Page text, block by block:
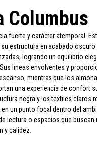
Columbus
fuerte y carácter atemporal.
estructura en acabado oscuro
logrando un equilibrio
líneas envolventes y
mientras que los
una experiencia de confort
negra y los textiles claros
un punto focal dentro del
lectura o espacios que buscan
y calidez.